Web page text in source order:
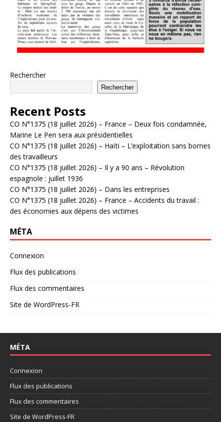
Rechercher
Rechercher
Recent Posts
CO N°1375 (18 juillet 2026) – France – Deux fois condamnée,
Marine Le Pen sera aux présidentielles
CO N°1375 (18 juillet 2026) – Haïti – L’exploitation sans bornes
des travailleurs
CO N°1375 (18 juillet 2026) – Il y a 90 ans – Révolution
espagnole : juillet 1936
CO N°1375 (18 juillet 2026) – Dans les entreprises
CO N°1375 (18 juillet 2026) – France – Accidents du travail :
des économies aux dépens des victimes
MÉTA
Connexion
Flux des publications
Flux des commentaires
Site de WordPress-FR
MÉTA
Connexion
Flux des publications
Flux des commentaires
Site de WordPress-FR